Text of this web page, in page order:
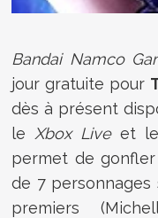
Bandai Namco
jour gratuite pour
dès à présent
le Xbox Liveet
permet de
de 7 personnages
premiers